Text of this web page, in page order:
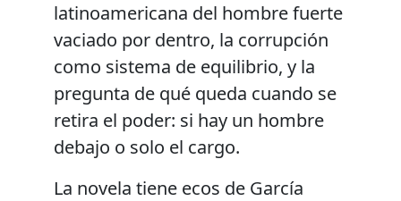
latinoamericana del hombre fuerte
vaciado por dentro, la corrupción
como sistema de equilibrio, y la
pregunta de qué queda cuando se
retira el poder: si hay un hombre
debajo o solo el cargo.
La novela tiene ecos de García